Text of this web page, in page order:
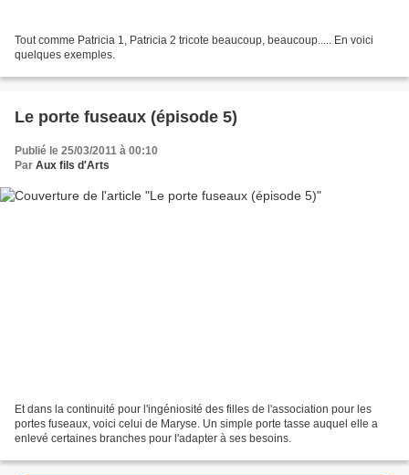
Tout comme Patricia 1, Patricia 2 tricote beaucoup, beaucoup..... En voici
quelques exemples.
Le porte fuseaux (épisode 5)
Publié le 25/03/2011 à 00:10
Par Aux fils d'Arts
Et dans la continuité pour l'ingéniosité des filles de l'association pour les
portes fuseaux, voici celui de Maryse. Un simple porte tasse auquel elle a
enlevé certaines branches pour l'adapter à ses besoins.